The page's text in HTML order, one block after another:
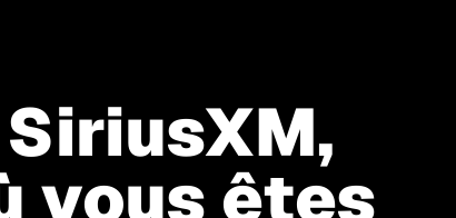
vous êtes